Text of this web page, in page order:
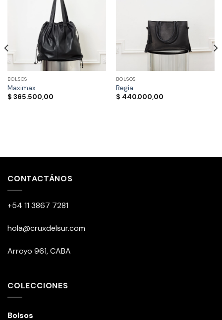
BOLSOS
Maximax
$ 365.500,00
BOLSOS
Regia
$ 440.000,00
CONTACTÁNOS
+54 11 3867 7281
hola@cruxdelsur.com
Arroyo 961, CABA
COLECCIONES
Bolsos